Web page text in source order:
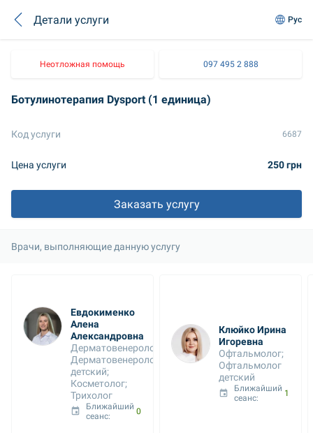
Детали услуги Рус
Неотложная помощь 097 495 2 888
Ботулинотерапия Dysport (1 единица)
Код услуги 6687
Цена услуги 250 грн
Заказать услугу
Врачи, выполняющие данную услугу
Евдокименко
Алена
Александровна
Дерматовенеролог;
Дерматовенеролог
детский;
Косметолог;
Трихолог
Ближайший
сеанс:
Клюйко Ирина
Игоревна
Офтальмолог;
Офтальмолог
детский
Ближайший
сеанс: